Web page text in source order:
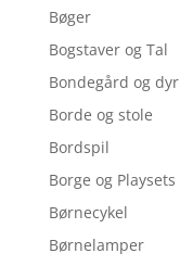
Bøger
Bogstaver og Tal
Bondegård og dyr
Borde og stole
Bordspil
Borge og Playsets
Børnecykel
Børnelamper